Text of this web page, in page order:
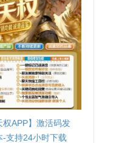
权APP】激活码发
-支持24小时下载